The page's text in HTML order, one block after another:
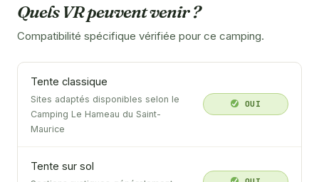
Quels VR peuvent venir ?
Compatibilité spécifique vérifiée pour ce camping.
Tente classique
Sites adaptés disponibles selon le
Camping Le Hameau du Saint-
Maurice
OUI
Tente sur sol